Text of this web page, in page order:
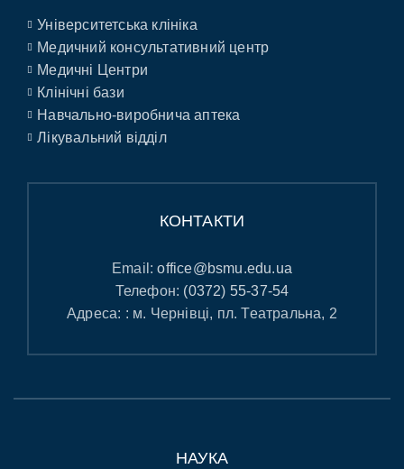
Університетська клініка
Медичний консультативний центр
Медичні Центри
Клінічні бази
Навчально-виробнича аптека
Лікувальний відділ
КОНТАКТИ
Email:office@bsmu.edu.ua
Телефон: (0372) 55-37-54
Адреса: : м. Чернівці, пл. Театральна, 2
НАУКА